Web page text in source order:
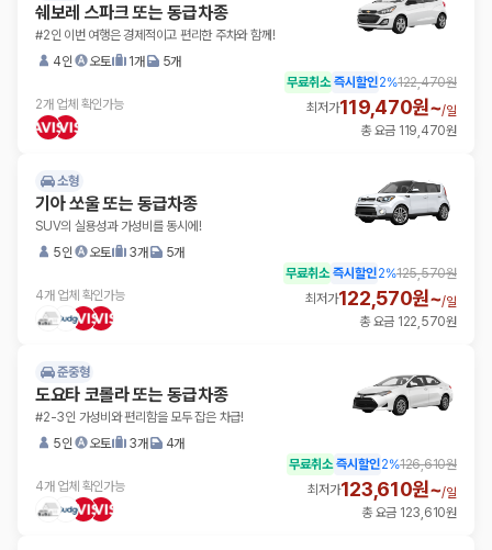
쉐보레 스파크 또는 동급차종
#2인 이번 여행은 경제적이고 편리한 주차와 함께!
4인
오토 1개 5개
2개 업체 확인가능
무료취소 즉시할인2%122,470원
최저가119,470원~/일
총 요금 119,470원
소형
기아 쏘울 또는 동급차종
SUV의 실용성과 가성비를 동시에!
5인
오토 3개 5개
4개 업체 확인가능
무료취소 즉시할인2%125,570원
최저가122,570원~/일
총 요금 122,570원
준중형
도요타 코롤라 또는 동급차종
#2-3인 가성비와 편리함을 모두 잡은 차급!
5인
오토 3개 4개
4개 업체 확인가능
무료취소 즉시할인2%126,610원
최저가123,610원~/일
총 요금 123,610원